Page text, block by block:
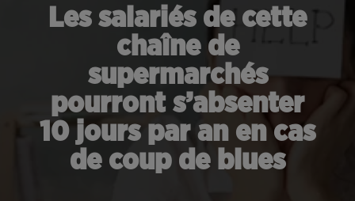
Les salariés de cette
chaîne de
supermarchés
pourront s’absenter
10 jours par an en cas
de coup de blues